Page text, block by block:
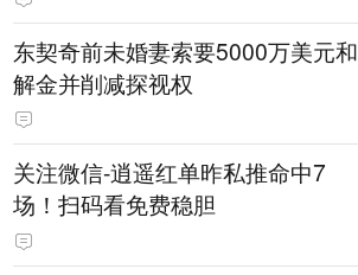
东契奇前未婚妻索要5000万美元和
解金并削减探视权
关注微信-逍遥红单昨私推命中7
场！扫码看免费稳胆